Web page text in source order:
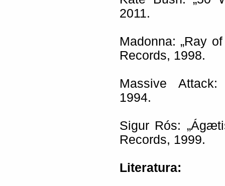
2011.
Madonna: „Ray
Records, 1998.
Massive Attack:
1994.
Sigur Rós:
Records, 1999.
Literatura: